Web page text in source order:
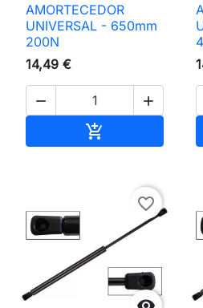
AMORTECEDOR
UNIVERSAL - 650mm
200N
14,49 €
 

favorite_border